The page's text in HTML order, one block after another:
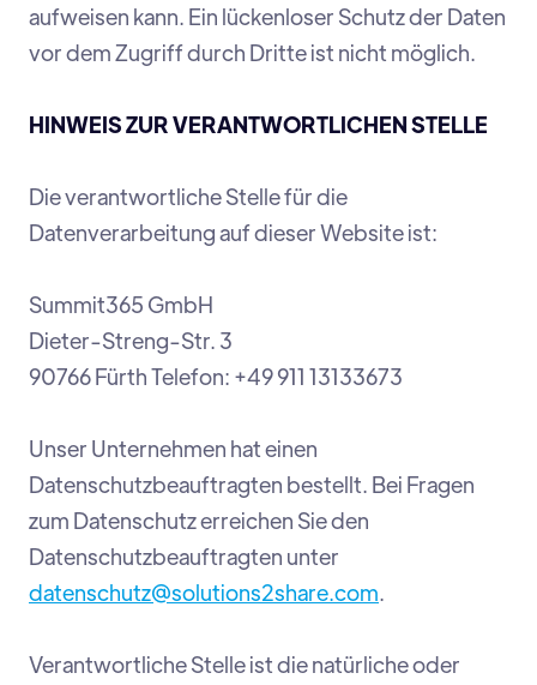
aufweisen kann. Ein lückenloser Schutz der Daten
vor dem Zugriff durch Dritte ist nicht möglich.
HINWEIS ZUR VERANTWORTLICHEN STELLE
Die verantwortliche Stelle für die
Datenverarbeitung auf dieser Website ist:
Summit365 GmbH
Dieter-Streng-Str. 3
90766 Fürth Telefon: +49 911 13133673
Unser Unternehmen hat einen
Datenschutzbeauftragten bestellt. Bei Fragen
zum Datenschutz erreichen Sie den
Datenschutzbeauftragten unter
datenschutz@solutions2share.com.
Verantwortliche Stelle ist die natürliche oder